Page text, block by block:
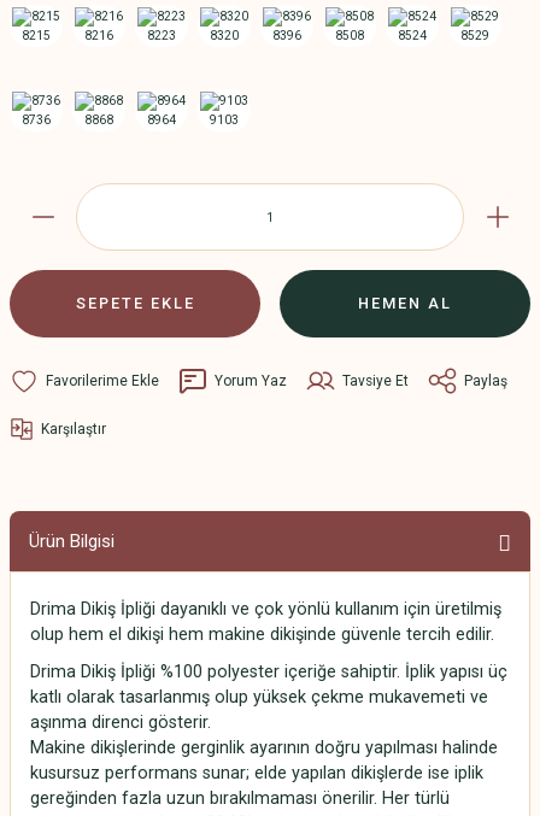
SEPETE EKLE HEMEN AL
Yorum Yaz Tavsiye Et Paylaş
Karşılaştır
Ürün Bilgisi
Drima Dikiş İpliği dayanıklı ve çok yönlü kullanım için üretilmiş
olup hem el dikişi hem makine dikişinde güvenle tercih edilir.
Drima Dikiş İpliği %100 polyester içeriğe sahiptir. İplik yapısı üç
katlı olarak tasarlanmış olup yüksek çekme mukavemeti ve
aşınma direnci gösterir.
Makine dikişlerinde gerginlik ayarının doğru yapılması halinde
kusursuz performans sunar; elde yapılan dikişlerde ise iplik
gereğinden fazla uzun bırakılmaması önerilir. Her türlü